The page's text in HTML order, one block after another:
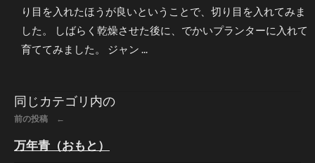
り目を入れたほうが良いということで、切り目を入れてみま
した。 しばらく乾燥させた後に、でかいプランターに入れて
育ててみました。 ジャン ...
同じカテゴリ内の
前の投稿 ←
万年青（おもと）